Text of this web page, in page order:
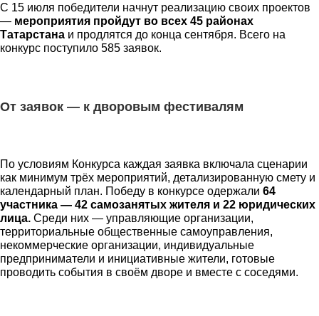
С 15 июля победители начнут реализацию своих проектов
— мероприятия пройдут во всех 45 районах
Татарстана и продлятся до конца сентября. Всего на
конкурс поступило 585 заявок.
От заявок — к дворовым фестивалям
По условиям Конкурса каждая заявка включала сценарии
как минимум трёх мероприятий, детализированную смету и
календарный план. Победу в конкурсе одержали 64
участника — 42 самозанятых жителя и 22 юридических
лица. Среди них — управляющие организации,
территориальные общественные самоуправления,
некоммерческие организации, индивидуальные
предприниматели и инициативные жители, готовые
проводить события в своём дворе и вместе с соседями.